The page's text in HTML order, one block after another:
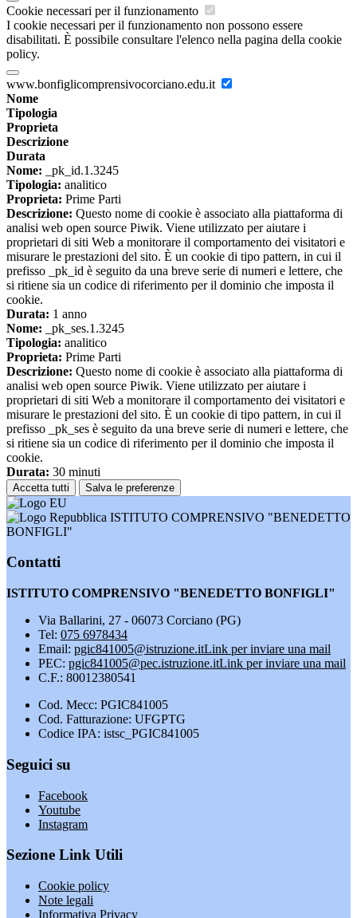
Cookie necessari per il funzionamento
I cookie necessari per il funzionamento non possono essere
disabilitati. È possibile consultare l'elenco nella pagina della cookie
policy.
www.bonfiglicomprensivocorciano.edu.it
Nome
Tipologia
Proprieta
Descrizione
Durata
Nome: _pk_id.1.3245
Tipologia: analitico
Proprieta: Prime Parti
Descrizione: Questo nome di cookie è associato alla piattaforma di
analisi web open source Piwik. Viene utilizzato per aiutare i
proprietari di siti Web a monitorare il comportamento dei visitatori e
misurare le prestazioni del sito. È un cookie di tipo pattern, in cui il
prefisso _pk_id è seguito da una breve serie di numeri e lettere, che
si ritiene sia un codice di riferimento per il dominio che imposta il
cookie.
Durata: 1 anno
Nome: _pk_ses.1.3245
Tipologia: analitico
Proprieta: Prime Parti
Descrizione: Questo nome di cookie è associato alla piattaforma di
analisi web open source Piwik. Viene utilizzato per aiutare i
proprietari di siti Web a monitorare il comportamento dei visitatori e
misurare le prestazioni del sito. È un cookie di tipo pattern, in cui il
prefisso _pk_ses è seguito da una breve serie di numeri e lettere, che
si ritiene sia un codice di riferimento per il dominio che imposta il
cookie.
Durata: 30 minuti
Accetta tutti Salva le preferenze
ISTITUTO COMPRENSIVO "BENEDETTO
BONFIGLI"
Contatti
ISTITUTO COMPRENSIVO "BENEDETTO BONFIGLI"
Via Ballarini, 27 - 06073 Corciano (PG)
Tel: 075 6978434
Email: pgic841005@istruzione.itLink per inviare una mail
PEC: pgic841005@pec.istruzione.itLink per inviare una mail
C.F.: 80012380541
Cod. Mecc: PGIC841005
Cod. Fatturazione: UFGPTG
Codice IPA: istsc_PGIC841005
Seguici su
Facebook
Youtube
Instagram
Sezione Link Utili
Cookie policy
Note legali
Informativa Privacy